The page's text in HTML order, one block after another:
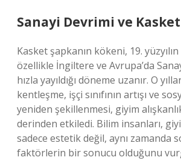
Sanayi Devrimi ve
Kasket şapkanın kökeni, 19.
özellikle İngiltere ve Avrupa’da
hızla yayıldığı döneme uzanır. O
kentleşme, işçi sınıfının artışı ve
yeniden şekillenmesi, giyim
derinden etkiledi. Bilim insanları,
sadece estetik değil, aynı zamanda
faktörlerin bir sonucu olduğunu